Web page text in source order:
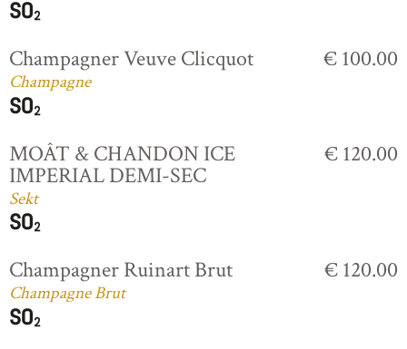
Champagner Veuve Clicquot
Champagne
€ 100.00
MOÂT & CHANDON ICE
IMPERIAL DEMI-SEC
Sekt
€ 120.00
Champagner Ruinart Brut
Champagne Brut
€ 120.00